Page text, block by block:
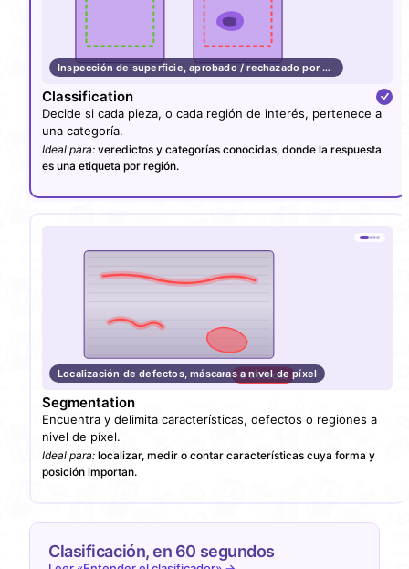
Inspección de superficie, aprobado / rechazado por panel
Classification
Decide si cada pieza, o cada región de interés, pertenece a
una categoría.
Ideal para: veredictos y categorías conocidas, donde la respuesta
es una etiqueta por región.
3 defects
32 pills
7 specks
Localización de defectos, máscaras a nivel de píxel
Segmentation
Encuentra y delimita características, defectos o regiones a
nivel de píxel.
Ideal para: localizar, medir o contar características cuya forma y
posición importan.
Clasificación, en 60 segundos